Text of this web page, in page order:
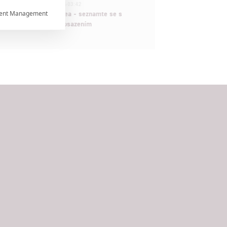
preview: Odyssea - seznamte se s
maximálně nabitým obsazením

Management